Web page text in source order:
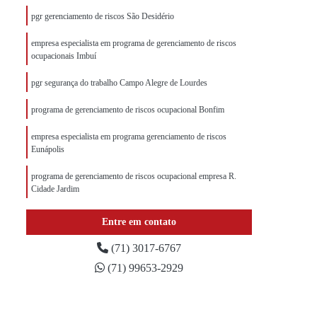
pgr gerenciamento de riscos São Desidério
empresa especialista em programa de gerenciamento de riscos
ocupacionais Imbuí
pgr segurança do trabalho Campo Alegre de Lourdes
programa de gerenciamento de riscos ocupacional Bonfim
empresa especialista em programa gerenciamento de riscos
Eunápolis
programa de gerenciamento de riscos ocupacional empresa R.
Cidade Jardim
empresa especialista em programa pgr Itapicuru
pgr gerenciamento de riscos empresa Ruy Barbosa
programa pgr Vitória da Conquista
Entre em contato
(71) 3017-6767
(71) 99653-2929